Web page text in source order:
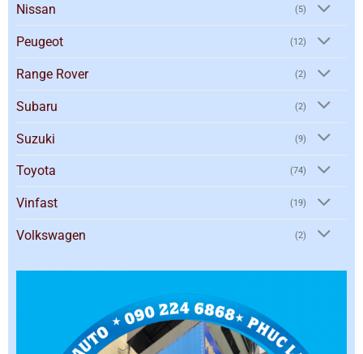
Nissan (5)
Peugeot (12)
Range Rover (2)
Subaru (2)
Suzuki (9)
Toyota (74)
Vinfast (19)
Volkswagen (2)